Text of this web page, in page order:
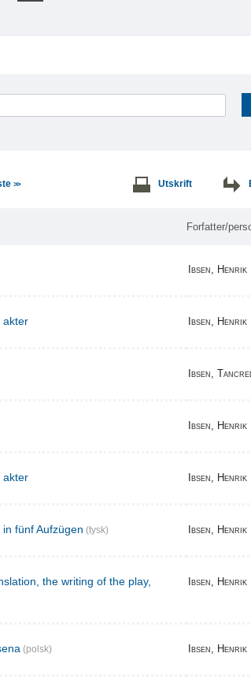
>> Utskrift
Forfatter/
Ibsen, Henrik
akter Ibsen, Henrik
Ibsen,
Ibsen, Henrik
akter Ibsen, Henrik
fünf Aufzügen (tysk) Ibsen, Henrik
the writing of the play,
Ibsen, Henrik
(polsk) Ibsen, Henrik